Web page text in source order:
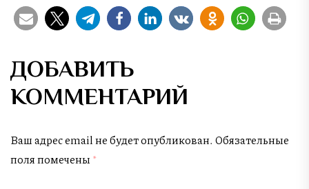
ДОБАВИТЬ
КОММЕНТАРИЙ
Ваш адрес email не будет опубликован. Обязательные
поля помечены *